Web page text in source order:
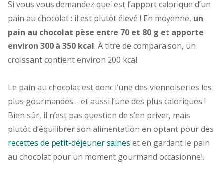
Si vous vous demandez quel est l’apport calorique d’un
pain au chocolat : il est plutôt élevé ! En moyenne, un
pain au chocolat pèse entre 70 et 80 g et apporte
environ 300 à 350 kcal. À titre de comparaison, un
croissant contient environ 200 kcal.
Le pain au chocolat est donc l’une des viennoiseries les
plus gourmandes… et aussi l’une des plus caloriques !
Bien sûr, il n’est pas question de s’en priver, mais
plutôt d’équilibrer son alimentation en optant pour des
recettes de petit-déjeuner saines et en gardant le pain
au chocolat pour un moment gourmand occasionnel.